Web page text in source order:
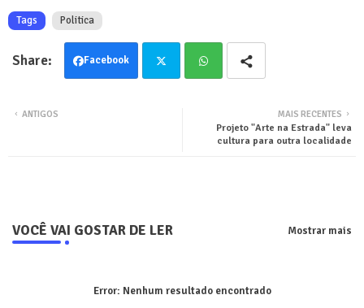
Tags Politica
Facebook
MAIS RECENTES
Projeto "Arte na Estrada" leva
cultura para outra localidade
ANTIGOS
VOCÊ VAI GOSTAR DE LER Mostrar mais
Error: Nenhum resultado encontrado